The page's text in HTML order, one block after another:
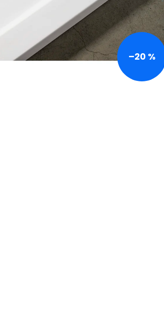
–20 %
5 240 Kč
Původně: 6 550 Kč